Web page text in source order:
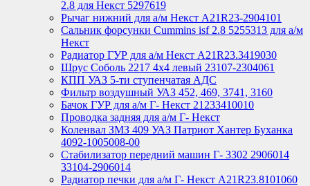
2.8 для Некст 5297619
Рычаг нижний для а/м Некст А21R23-2904101
Сальник форсунки Cummins isf 2.8 5255313 для а/м
Некст
Радиатор ГУР для а/м Некст A21R23.3419030
Шрус Соболь 2217 4х4 левый 23107-2304061
КПП УАЗ 5-ти ступенчатая АДС
Фильтр воздушный УАЗ 452, 469, 3741, 3160
Бачок ГУР для а/м Г- Некст 21233410010
Проводка задняя для а/м Г- Некст
Коленвал ЗМЗ 409 УАЗ Патриот Хантер Буханка
4092-1005008-00
Стабилизатор передний машин Г- 3302 2906014
33104-2906014
Радиатор печки для а/м Г- Некст А21R23.8101060